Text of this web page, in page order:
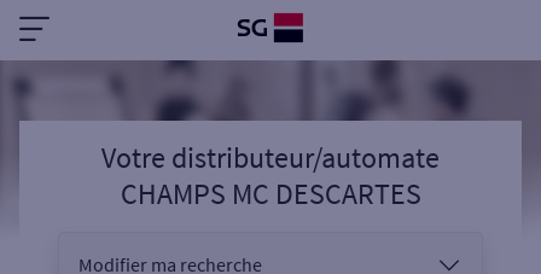
Votre distributeur/automate
CHAMPS MC DESCARTES
Modifier ma recherche